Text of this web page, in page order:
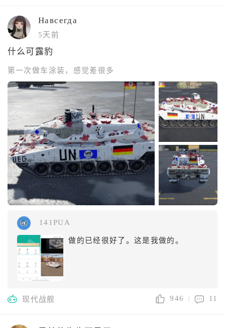
Навсегда
5天前
什么可露豹
第一次做车涂装，感觉差很多
141PUA
做的已经很好了。这是我做的。
现代战舰 946 11